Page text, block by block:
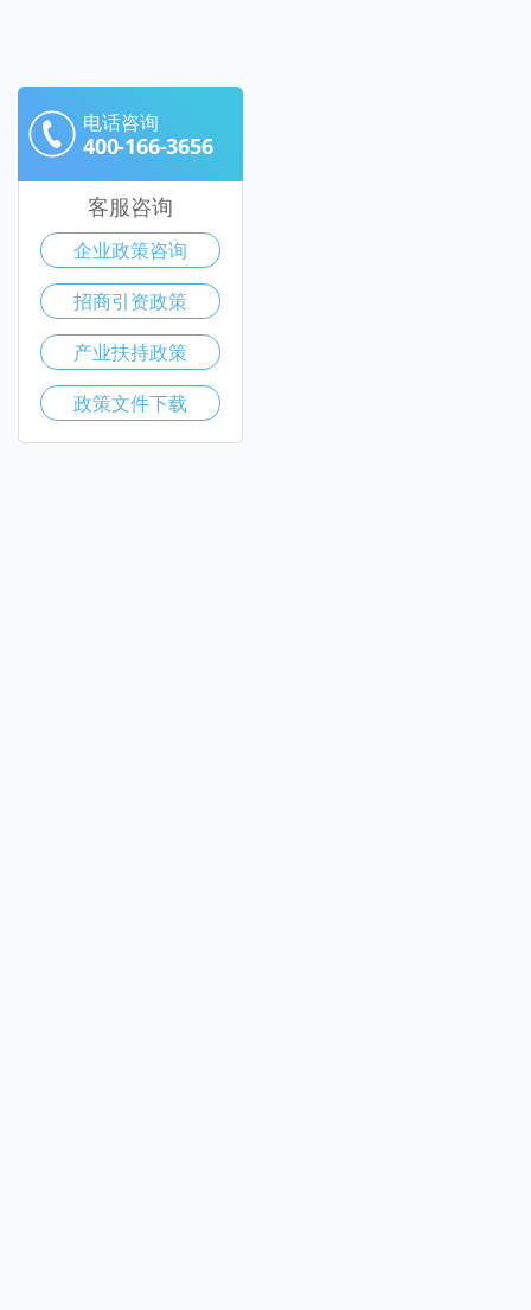
电话咨询
400-166-3656
客服咨询
企业政策咨询
招商引资政策
产业扶持政策
政策文件下载